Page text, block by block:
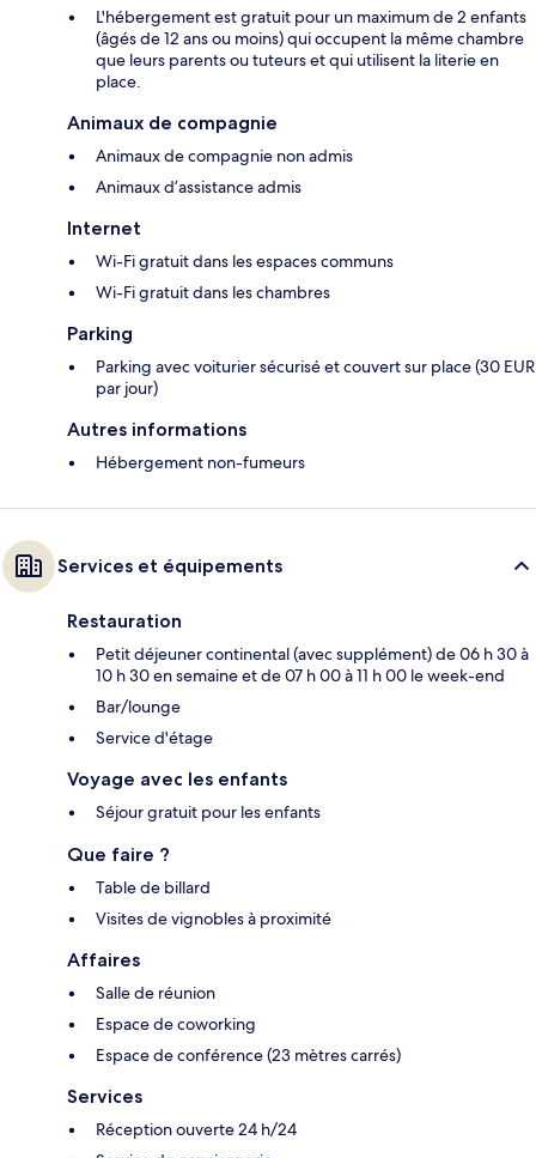
L'hébergement est gratuit pour un maximum de 2 enfants
(âgés de 12 ans ou moins) qui occupent la même chambre
que leurs parents ou tuteurs et qui utilisent la literie en
place.
Animaux de compagnie
Animaux de compagnie non admis
Animaux d’assistance admis
Internet
Wi-Fi gratuit dans les espaces communs
Wi-Fi gratuit dans les chambres
Parking
Parking avec voiturier sécurisé et couvert sur place (30 EUR
par jour)
Autres informations
Hébergement non-fumeurs
Services et équipements
Restauration
Petit déjeuner continental (avec supplément) de 06 h 30 à
10 h 30 en semaine et de 07 h 00 à 11 h 00 le week-end
Bar/lounge
Service d'étage
Voyage avec les enfants
Séjour gratuit pour les enfants
Que faire ?
Table de billard
Visites de vignobles à proximité
Affaires
Salle de réunion
Espace de coworking
Espace de conférence (23 mètres carrés)
Services
Réception ouverte 24 h/24